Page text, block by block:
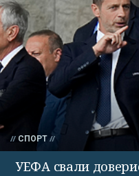
СПОРТ
УЕФА свали